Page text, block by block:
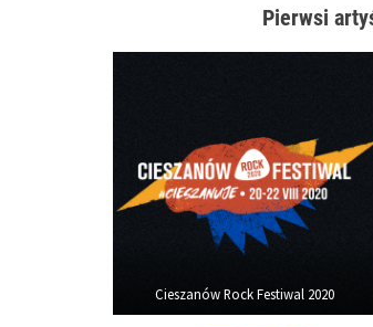
Pierwsi
Cieszanów Rock Festiwal 2020